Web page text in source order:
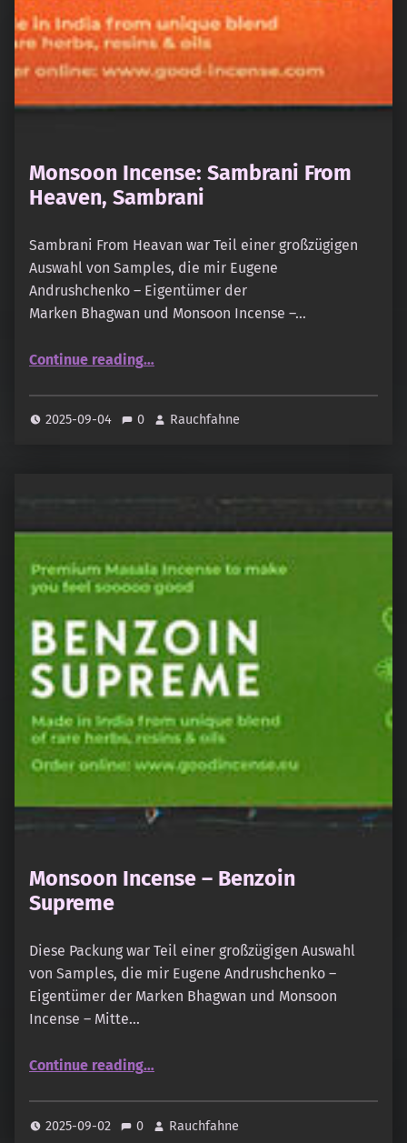
Monsoon Incense: Sambrani From
Heaven, Sambrani
Sambrani From Heavan war Teil einer großzügigen
Auswahl von Samples, die mir Eugene
Andrushchenko – Eigentümer der
Marken Bhagwan und Monsoon Incense –…
Continue reading“Monsoon Incense: Sambrani From Heaven, Sambrani”
…
2025-09-04 0 Rauchfahne
Monsoon Incense – Benzoin
Supreme
Diese Packung war Teil einer großzügigen Auswahl
von Samples, die mir Eugene Andrushchenko –
Eigentümer der Marken Bhagwan und Monsoon
Incense – Mitte…
Continue reading“Monsoon Incense – Benzoin Supreme”
…
2025-09-02 0 Rauchfahne